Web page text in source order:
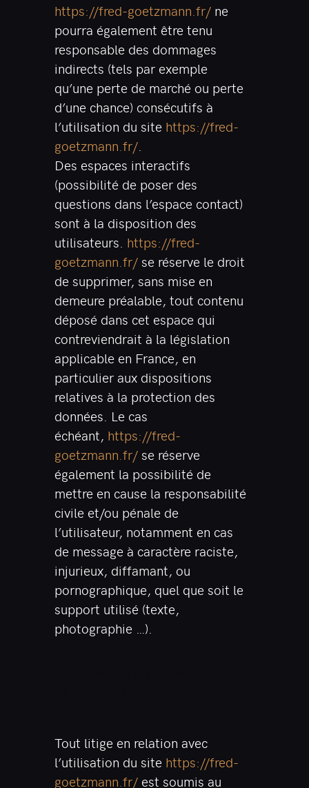
https://fred-goetzmann.fr/ ne
pourra également être tenu
responsable des dommages
indirects (tels par exemple
qu’une perte de marché ou perte
d’une chance) consécutifs à
l’utilisation du site https://fred-
goetzmann.fr/
Des espaces interactifs
(possibilité de poser des
questions dans l’espace contact)
sont à la disposition des
utilisateurs. https://fred-
goetzmann.fr/se réserve le droit
de supprimer, sans mise en
demeure préalable, tout contenu
déposé dans cet espace qui
contreviendrait à la législation
applicable en France, en
particulier aux dispositions
relatives à la protection des
données. Le cas
échéant, https://fred-
goetzmann.fr/se réserve
également la possibilité de
mettre en cause la responsabilité
civile et/ou pénale de
l’utilisateur, notamment en cas
de message à caractère raciste,
injurieux, diffamant, ou
pornographique, quel que soit le
support utilisé (texte,
photographie …).
Tout litige en relation avec
l’utilisation du site https://fred-
goetzmann.fr/ est soumis au